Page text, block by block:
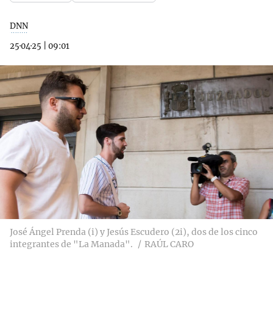
DNN
25·04·25
09:01
José Ángel Prenda (i) y Jesús Escudero (2i), dos de los cinco
integrantes de "La Manada".
RAÚL CARO